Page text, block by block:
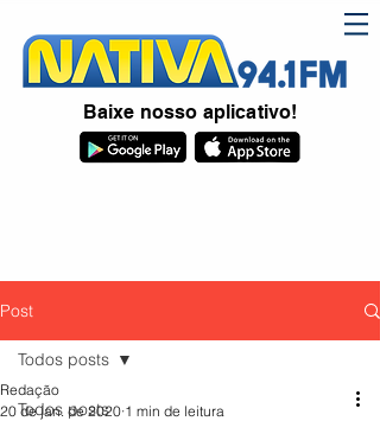
Baixe nosso aplicativo!
Post
Todos posts
Todos posts
Redação
20 de jan. de 2020 1 min de leitura